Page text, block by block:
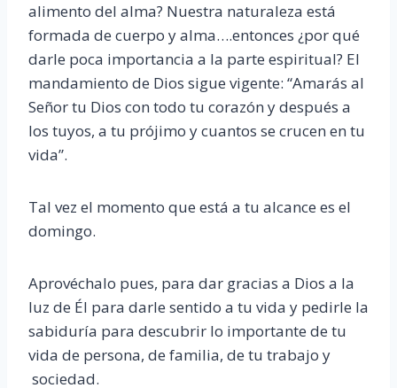
alimento del alma? Nuestra naturaleza está
formada de cuerpo y alma….entonces ¿por qué
darle poca importancia a la parte espiritual? El
mandamiento de Dios sigue vigente: “Amarás al
Señor tu Dios con todo tu corazón y después a
los tuyos, a tu prójimo y cuantos se crucen en tu
vida”.
Tal vez el momento que está a tu alcance es el
domingo.
Aprovéchalo pues, para dar gracias a Dios a la
luz de Él para darle sentido a tu vida y pedirle la
sabiduría para descubrir lo importante de tu
vida de persona, de familia, de tu trabajo y
sociedad.